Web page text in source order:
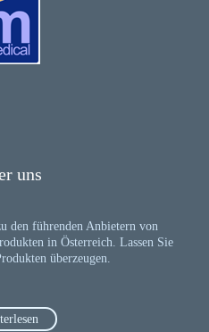
uns
den führenden Anbietern von
in Österreich. Lassen Sie
überzeugen.